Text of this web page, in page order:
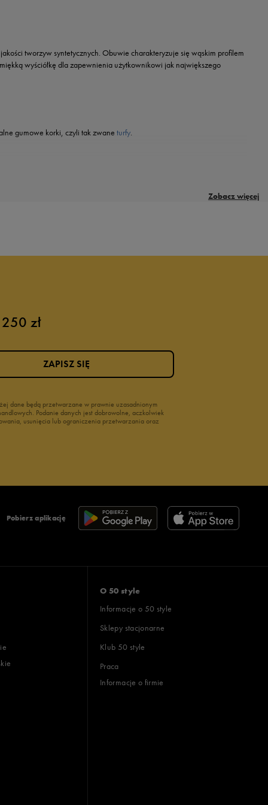
Zobacz więcej
tworzyw syntetycznych. Obuwie charakteryzuje się wąskim profilem
wyściółkę dla zapewnienia użytkownikowi jak największego
gumowe korki, czyli tak zwane turfy.
zł
dane będą przetwarzane w prawnie uzasadnionym
Podanie danych jest dobrowolne, aczkolwiek
usunięcia lub ograniczenia przetwarzania oraz
ZAPISZ SIĘ
Pobierz aplikację
O 50 style
Informacje o 50 style
Sklepy stacjonarne
Klub 50 style
Praca
Informacje o firmie